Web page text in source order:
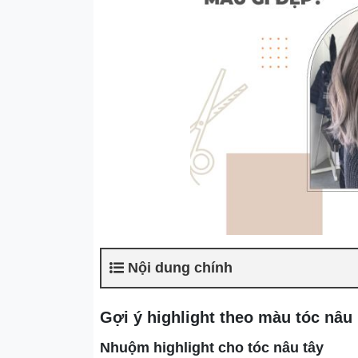
Nội dung chính
Gợi ý highlight theo màu tóc nâu
Nhuộm highlight cho tóc nâu tây